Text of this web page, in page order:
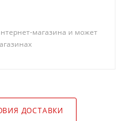
магазина и может
ДОСТАВКИ